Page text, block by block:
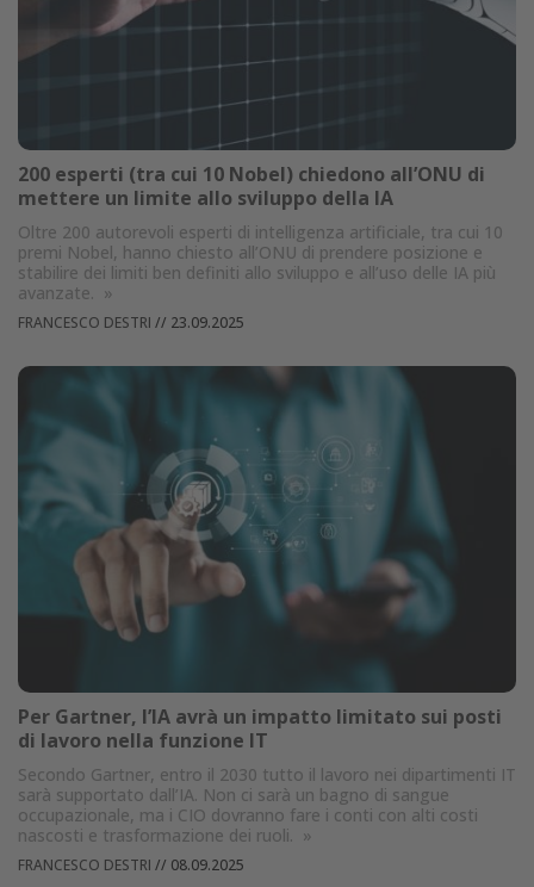
200 esperti (tra cui 10 Nobel) chiedono all’ONU di
mettere un limite allo sviluppo della IA
Oltre 200 autorevoli esperti di intelligenza artificiale, tra cui 10
premi Nobel, hanno chiesto all’ONU di prendere posizione e
stabilire dei limiti ben definiti allo sviluppo e all’uso delle IA più
avanzate. »
FRANCESCO DESTRI // 23.09.2025
Per Gartner, l’IA avrà un impatto limitato sui posti
di lavoro nella funzione IT
Secondo Gartner, entro il 2030 tutto il lavoro nei dipartimenti IT
sarà supportato dall’IA. Non ci sarà un bagno di sangue
occupazionale, ma i CIO dovranno fare i conti con alti costi
nascosti e trasformazione dei ruoli. »
FRANCESCO DESTRI // 08.09.2025